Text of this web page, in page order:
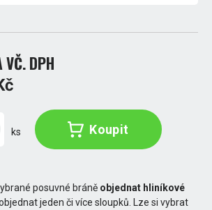
VČ. DPH
ks Koupit
posuvné bráně objednat hliníkové
objednat jeden či více sloupků. Lze si vybrat